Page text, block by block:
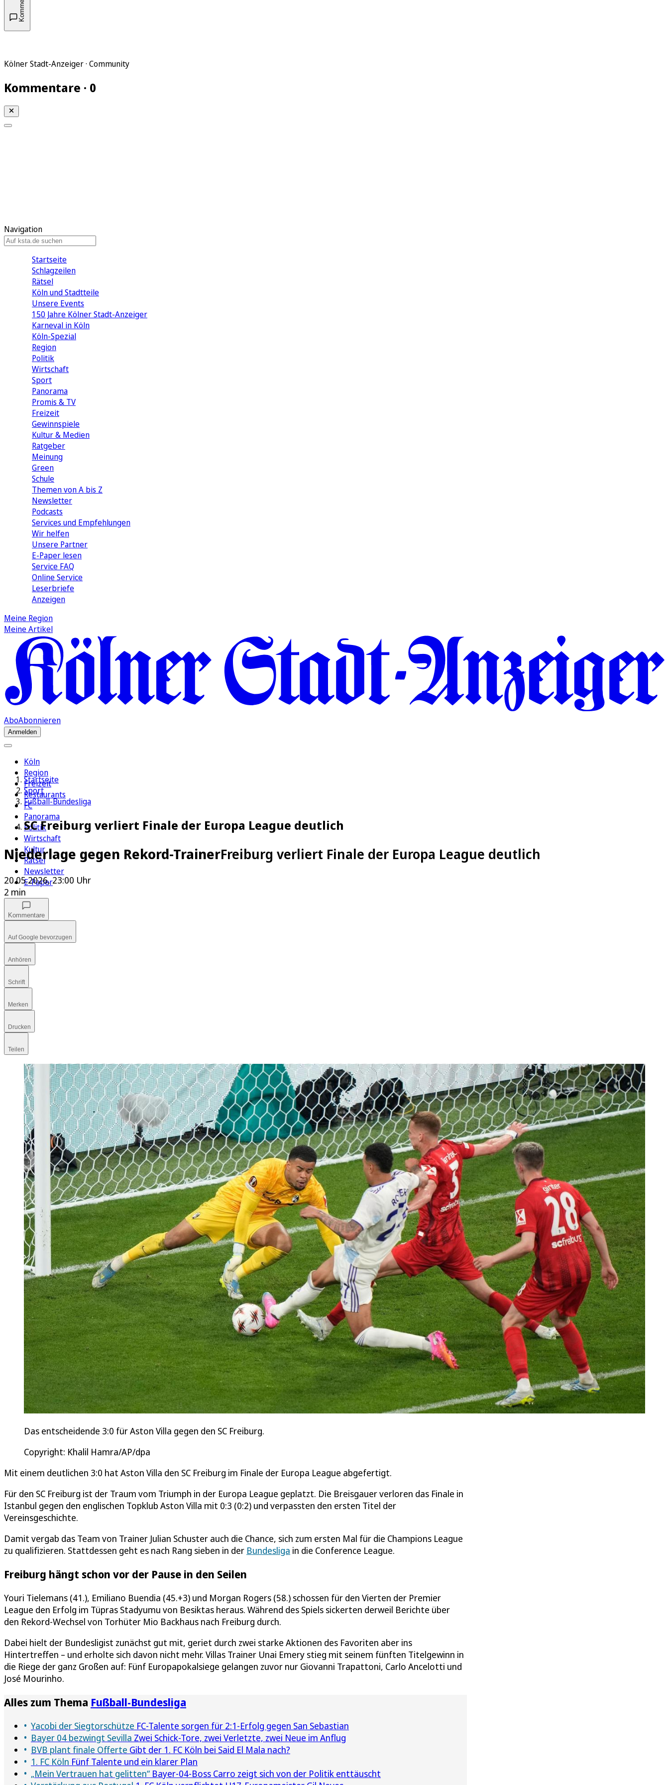
Kölner Stadt-Anzeiger · Community
Kommentare · 0
Navigation
Startseite
Schlagzeilen
Rätsel
Köln und Stadtteile
Unsere Events
150 Jahre Kölner Stadt-Anzeiger
Karneval in Köln
Köln-Spezial
Region
Politik
Wirtschaft
Sport
Panorama
Promis & TV
Freizeit
Gewinnspiele
Kultur & Medien
Ratgeber
Meinung
Green
Schule
Themen von A bis Z
Newsletter
Podcasts
Services und Empfehlungen
Wir helfen
Unsere Partner
E-Paper lesen
Service FAQ
Online Service
Leserbriefe
Anzeigen
Meine Region
Meine Artikel
AboAbonnieren
Anmelden
Köln
Region
Freizeit
Restaurants
FC
Panorama
Politik
Wirtschaft
Kultur
Rätsel
Newsletter
E-Paper
Startseite
Sport
Fußball-Bundesliga
SC Freiburg verliert Finale der Europa League deutlich
Niederlage gegen Rekord-TrainerFreiburg verliert Finale der Europa League deutlich
20.05.2026, 23:00 Uhr
2 min
Kommentare
Auf Google bevorzugen
Anhören
Schrift
Merken
Drucken
Teilen
Das entscheidende 3:0 für Aston Villa gegen den SC Freiburg.
Copyright: Khalil Hamra/AP/dpa
Mit einem deutlichen 3:0 hat Aston Villa den SC Freiburg im Finale der Europa League abgefertigt.
Für den SC Freiburg ist der Traum vom Triumph in der Europa League geplatzt. Die Breisgauer verloren das Finale in
Istanbul gegen den englischen Topklub Aston Villa mit 0:3 (0:2) und verpassten den ersten Titel der
Vereinsgeschichte.
Damit vergab das Team von Trainer Julian Schuster auch die Chance, sich zum ersten Mal für die Champions League
zu qualifizieren. Stattdessen geht es nach Rang sieben in der Bundesliga in die Conference League.
Freiburg hängt schon vor der Pause in den Seilen
Youri Tielemans (41.), Emiliano Buendia (45.+3) und Morgan Rogers (58.) schossen für den Vierten der Premier
League den Erfolg im Tüpras Stadyumu von Besiktas heraus. Während des Spiels sickerten derweil Berichte über
den Rekord-Wechsel von Torhüter Mio Backhaus nach Freiburg durch.
Dabei hielt der Bundesligist zunächst gut mit, geriet durch zwei starke Aktionen des Favoriten aber ins
Hintertreffen – und erholte sich davon nicht mehr. Villas Trainer Unai Emery stieg mit seinem fünften Titelgewinn in
die Riege der ganz Großen auf: Fünf Europapokalsiege gelangen zuvor nur Giovanni Trapattoni, Carlo Ancelotti und
José Mourinho.
Alles zum Thema Fußball-Bundesliga
Yacobi der Siegtorschütze FC-Talente sorgen für 2:1-Erfolg gegen San Sebastian
Bayer 04 bezwingt Sevilla Zwei Schick-Tore, zwei Verletzte, zwei Neue im Anflug
BVB plant finale Offerte Gibt der 1. FC Köln bei Said El Mala nach?
1. FC Köln Fünf Talente und ein klarer Plan
„Mein Vertrauen hat gelitten“ Bayer-04-Boss Carro zeigt sich von der Politik enttäuscht